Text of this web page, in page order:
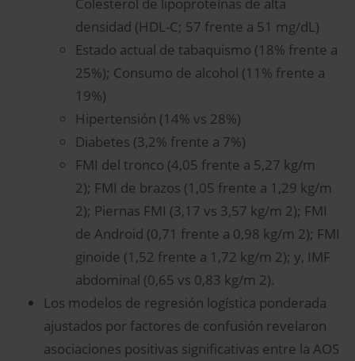
densidad (HDL-C; 57 frente a 51 mg/dL)
Estado actual de tabaquismo (18% frente a
25%); Consumo de alcohol (11% frente a
19%)
Hipertensión (14% vs 28%)
Diabetes (3,2% frente a 7%)
FMI del tronco (4,05 frente a 5,27 kg/m
2); FMI de brazos (1,05 frente a 1,29 kg/m
2); Piernas FMI (3,17 vs 3,57 kg/m 2); FMI
de Android (0,71 frente a 0,98 kg/m 2); FMI
ginoide (1,52 frente a 1,72 kg/m 2); y, IMF
abdominal (0,65 vs 0,83 kg/m 2).
Los modelos de regresión logística ponderada
ajustados por factores de confusión revelaron
asociaciones positivas significativas entre la AOS